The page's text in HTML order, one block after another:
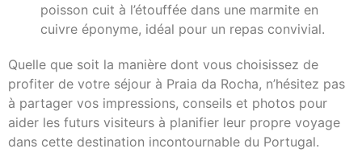
poisson cuit à l’étouffée dans une marmite en
cuivre éponyme, idéal pour un repas convivial.
Quelle que soit la manière dont vous choisissez de
profiter de votre séjour à Praia da Rocha, n’hésitez pas
à partager vos impressions, conseils et photos pour
aider les futurs visiteurs à planifier leur propre voyage
dans cette destination incontournable du Portugal.